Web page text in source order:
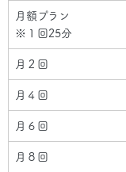
月額プラン
※１回25分
月２回
月４回
月６回
月８回